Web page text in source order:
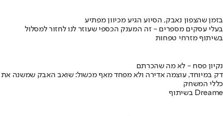
בזמן שהצפון נאבק, הסיוע הגיע מכיוון מפתיע
בעלי עסקים מספרים - זה המענק הכספי שעוזר לנו לחזור למסלול
בשיתוף מזרחי טפחות
נקיון פסח - לא מה שהכרתם
דק במיוחד, עוצמה אדירה ולא מפחד מאף מכשול: שואב האבק שמשנה את
כללי המשחק
בשיתוף Dreame